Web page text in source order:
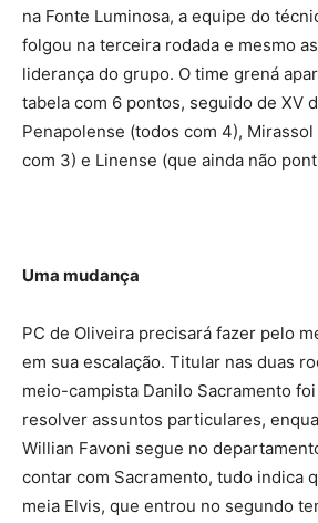
na Fonte Luminosa, a equipe do
folgou na terceira rodada e mesmo
liderança do grupo. O time grená
tabela com 6 pontos, seguido de XV
Penapolense (todos com 4),
com 3) e Linense (que ainda não
Uma mudança
PC de Oliveira precisará fazer pelo
em sua escalação. Titular nas duas
meio-campista Danilo Sacramento
resolver assuntos particulares,
Willian Favoni segue no
contar com Sacramento, tudo indica
meia Elvis, que entrou no segundo